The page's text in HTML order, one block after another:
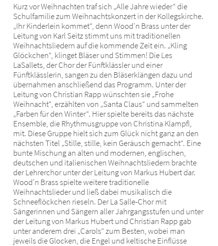
Kurz vor Weihnachten traf sich „Alle Jahre wieder“ die
Schulfamilie zum Weihnachtskonzert in der Kollegskirche.
„Ihr Kinderlein kommet“, denn Wood’n Brass unter der
Leitung von Karl Seitz stimmt uns mit traditionellen
Weihnachtsliedern auf die kommende Zeit ein. „Kling
Glöckchen“, klinget Bläser und Stimmen! Die Les
LaSallets, der Chor der Fünftklässler und einer
Fünftklässlerin, sangen zu den Bläserklängen dazu und
übernahmen anschließend das Programm. Unter der
Leitung von Christian Rapp wünschten sie „Frohe
Weihnacht“, erzählten von „Santa Claus“ und sammelten
„Farben für den Winter“. Hier spielte bereits das nächste
Ensemble, die Rhythmusgruppe von Christina Klampfl,
mit. Diese Gruppe hielt sich zum Glück nicht ganz an den
nächsten Titel „Stille, stille, kein Geräusch gemacht“. Eine
bunte Mischung an alten und modernen, englischen,
deutschen und italienischen Weihnachtsliedern brachte
der Lehrerchor unter der Leitung von Markus Hubert dar.
Wood’n Brass spielte weitere traditionelle
Weihnachtslieder und ließ dabei musikalisch die
Schneeflöckchen rieseln. Der La Salle-Chor mit
Sängerinnen und Sängern aller Jahrgangsstufen und unter
der Leitung von Markus Hubert und Christian Rapp gab
unter anderem drei „Carols“ zum Besten, wobei man
jeweils die Glocken, die Engel und keltische Einflüsse